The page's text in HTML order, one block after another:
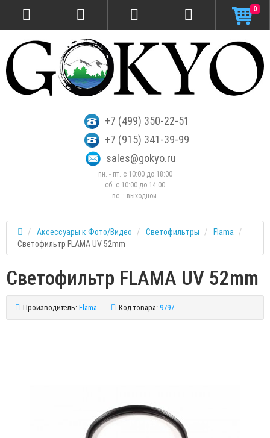
+7 (499) 350-22-51
+7 (915) 341-39-99
sales@gokyo.ru
пн. - пт. с 10:00 до 18:00
сб. c 10:00 до 14:00
вс. : выходной.
0
Аксессуары к Фото/Видео Светофильтры
Flama
Светофильтр FLAMA UV 52mm
Светофильтр FLAMA UV 52mm
Производитель: Flama Код товара: 9797